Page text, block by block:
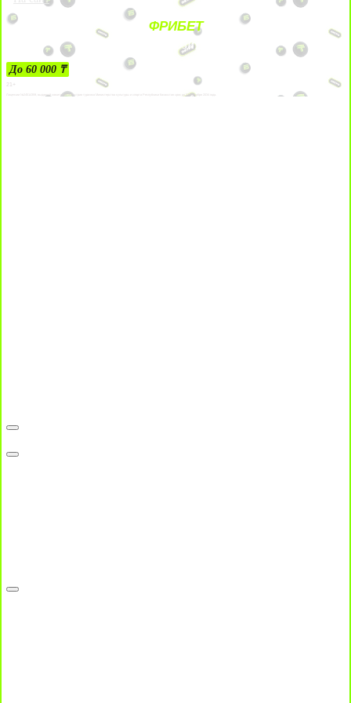
ФРИБЕТ
ЗА ДЕПОЗИТЫ
До 60 000 ₸
21+
Лицензии №24514359, выданной комитетом индустрии туризма Министерства культуры и спорта Республики Казахстан срок до 27 сентября 2034 года.